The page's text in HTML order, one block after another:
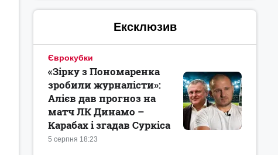
Ексклюзив
Єврокубки
5 серпня 18:23
«Зірку з Пономаренка
зробили журналісти»:
Алієв дав прогноз на
матч ЛК Динамо –
Карабах і згадав Суркіса